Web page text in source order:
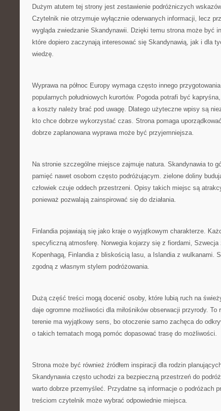
Dużym atutem tej strony jest zestawienie podróżniczych
Czytelnik nie otrzymuje wyłącznie oderwanych informacji, lecz
wygląda zwiedzanie Skandynawii. Dzięki temu strona może być
które dopiero zaczynają interesować się Skandynawią, jak i dla
wiedzę.
Wyprawa na północ Europy wymaga często innego
popularnych południowych kurortów. Pogoda potrafi być
a koszty należy brać pod uwagę. Dlatego użyteczne wpisy są
kto chce dobrze wykorzystać czas. Strona pomaga
dobrze zaplanowana wyprawa może być przyjemniejsza.
Na stronie szczególne miejsce zajmuje natura. Skandynawia to
pamięć nawet osobom często podróżującym. zielone doliny
człowiek czuje oddech przestrzeni. Opisy takich miejsc są
ponieważ pozwalają zainspirować się do działania.
Finlandia pojawiają się jako kraje o wyjątkowym charakterze.
specyficzną atmosferę. Norwegia kojarzy się z fiordami,
Kopenhagą, Finlandia z bliskością lasu, a Islandia z wulkanami.
zgodną z własnym stylem podróżowania.
Dużą część treści mogą docenić osoby, które lubią ruch na
daje ogromne możliwości dla miłośników obserwacji przyrody.
terenie ma wyjątkowy sens, bo otoczenie samo zachęca do
o takich tematach mogą pomóc dopasować trasę do możliwości.
Strona może być również źródłem inspiracji dla rodzin
Skandynawia często uchodzi za bezpieczną przestrzeń do
warto dobrze przemyśleć. Przydatne są informacje o podróżach
treściom czytelnik może wybrać odpowiednie miejsca.